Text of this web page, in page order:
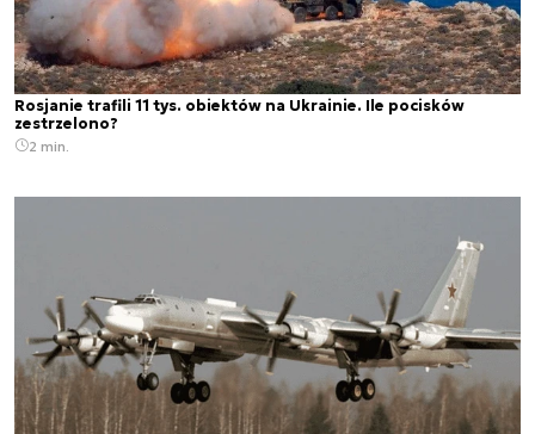
Rosjanie trafili 11 tys. obiektów na Ukrainie. Ile pocisków
zestrzelono?
2 min.